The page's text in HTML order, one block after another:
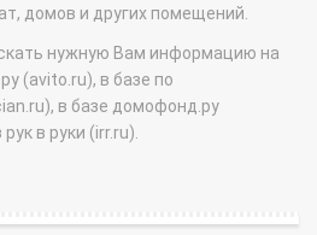
домов и других помещений.
нужную Вам информацию на
(avito.ru), в базе по
в базе домофонд.ру
в руки (irr.ru).